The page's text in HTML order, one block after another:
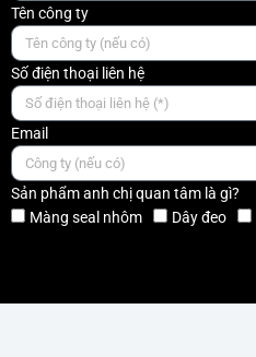
Tên công ty
Số điện thoại liên hệ
Email
Sản phẩm anh chị quan tâm là gì?
Màng seal nhôm
Dây đeo